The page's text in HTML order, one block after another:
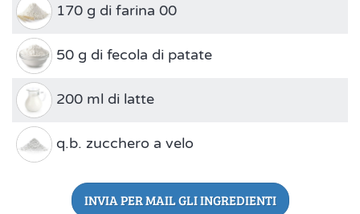
170 g di farina 00
50 g di fecola di patate
200 ml di latte
q.b. zucchero a velo
INVIA PER MAIL GLI INGREDIENTI